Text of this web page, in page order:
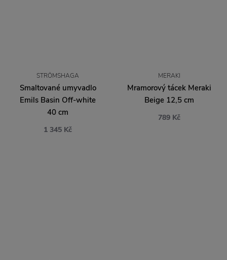
STRÖMSHAGA
Smaltované umyvadlo
Emils Basin Off-white
40 cm
1 345 Kč
MERAKI
Mramorový tácek Meraki
Beige 12,5 cm
789 Kč